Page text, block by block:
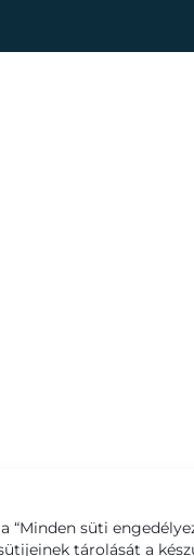
“Minden süti
tárolását a